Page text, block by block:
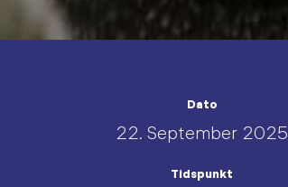
Dato
22. September 2025
Tidspunkt